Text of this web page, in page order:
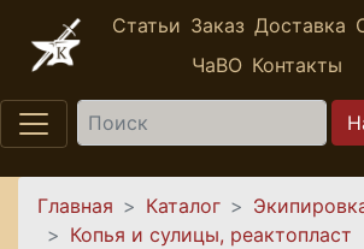
Перейти к основному содержанию
Статьи Заказ Доставка
ЧаВО Контакты
Найти
Вы здесь
Главная Каталог
Копья и сулицы, реактопласт